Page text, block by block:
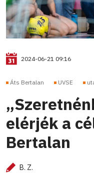
2024-06-21 09:16
Áts Bertalan UVSE
elérjék a
Bertalan
B. Z.